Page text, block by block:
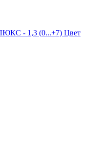
- 1,3 (0...+7) Цвет